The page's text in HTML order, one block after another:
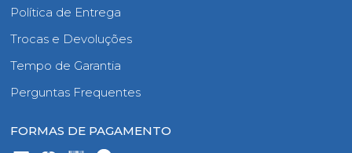
Política de Entrega
Trocas e Devoluções
Tempo de Garantia
Perguntas Frequentes
FORMAS DE PAGAMENTO